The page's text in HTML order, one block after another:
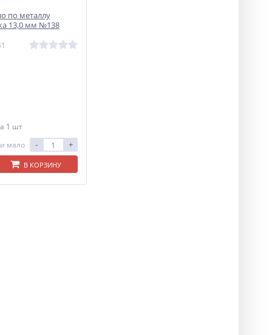
по металлу
13,0 мм №138
1 шт
мало
- +
В КОРЗИНУ